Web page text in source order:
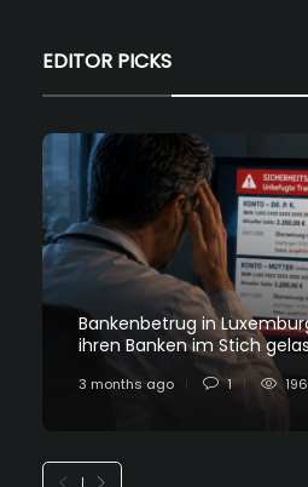
EDITOR PICKS
Bankenbetrug in
ihren Banken im Stich
3 months ago 1